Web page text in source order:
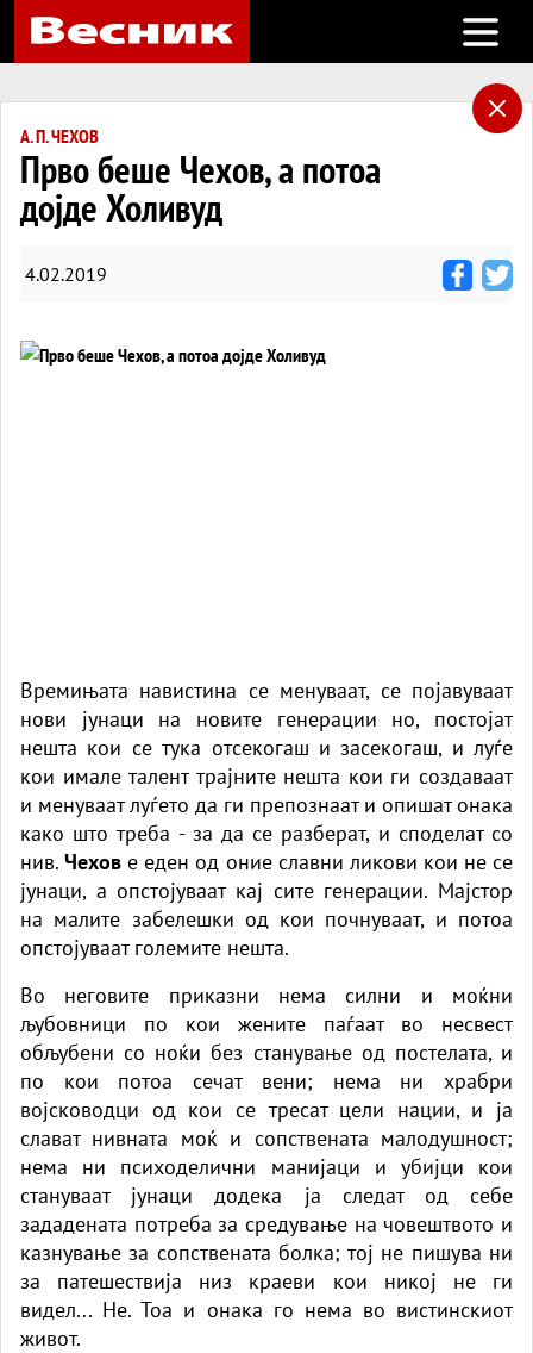
Open
А. П. ЧЕХОВ
Прво беше Чехов, а потоа
дојде Холивуд
4.02.2019
Времињата навистина се менуваат, се појавуваат
нови јунаци на новите генерации но, постојат
нешта кои се тука отсекогаш и засекогаш, и луѓе
кои имале талент трајните нешта кои ги создаваат
и менуваат луѓето да ги препознаат и опишат онака
како што треба - за да се разберат, и споделат со
нив.Чехов е еден од оние славни ликови кои не се
јунаци, а опстојуваат кај сите генерации. Мајстор
на малите забелешки од кои почнуваат, и потоа
опстојуваат големите нешта.
Во неговите приказни нема силни и моќни
љубовници по кои жените паѓаат во несвест
обљубени со ноќи без станување од постелата, и
по кои потоа сечат вени; нема ни храбри
војсководци од кои се тресат цели нации, и ја
слават нивната моќ и сопствената малодушност;
нема ни психоделични манијаци и убијци кои
стануваат јунаци додека ја следат од себе
зададената потреба за средување на човештвото и
казнување за сопствената болка; тој не пишува ни
за патешествија низ краеви кои никој не ги
видел... Не. Тоа и онака го нема во вистинскиот
живот.